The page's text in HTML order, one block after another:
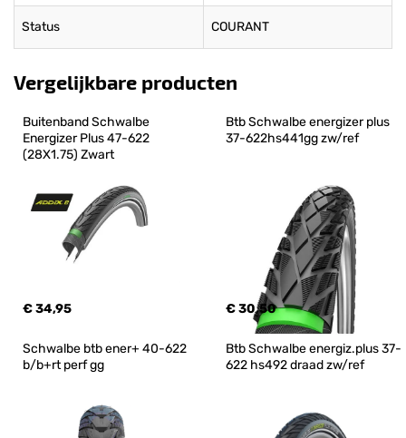
Status COURANT
Vergelijkbare producten
Buitenband Schwalbe
Energizer Plus 47-622
(28X1.75) Zwart
€ 34,95
Btb Schwalbe energizer plus
37-622hs441gg zw/ref
€ 30,50
Schwalbe btb ener+ 40-622
b/b+rt perf gg
Btb Schwalbe energiz.plus 37-
622 hs492 draad zw/ref